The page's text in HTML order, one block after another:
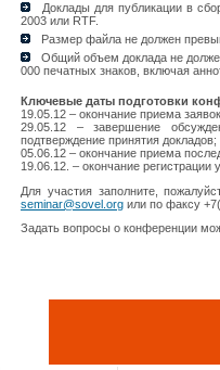
Доклады для публикации в
2003 или RTF.
Размер файла не должен
Общий объем доклада не
000 печатных знаков, включая
Ключевые даты подготовки
19.05.12 – окончание приема
29.05.12 – завершение
подтверждение принятия докладов;
05.06.12 – окончание приема
19.06.12. – окончание регистрации
Для участия заполните,
seminar@sovel.org или по факсу
Задать вопросы о конференции